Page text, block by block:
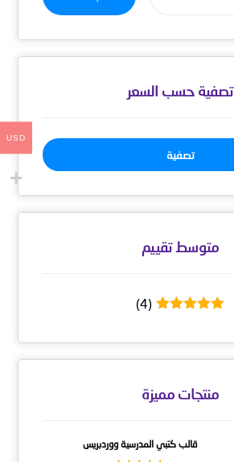
تصفية حسب السعر
تصفية
متوسط ​​تقييم
(4)
منتجات مميزة
قالب كتبي المدرسية ووردبريس
USD